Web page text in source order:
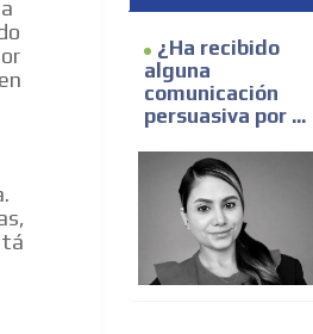
¿Ha recibido
alguna
comunicación
persuasiva por ...